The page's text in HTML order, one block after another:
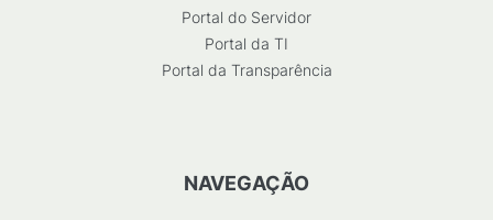
Portal do Servidor
Portal da TI
Portal da Transparência
NAVEGAÇÃO